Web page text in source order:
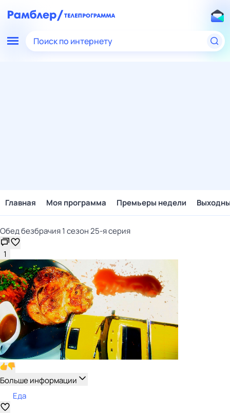
Поиск по интернету
Главная Моя программа Премьеры недели
Обед безбрачия 1 сезон 25-я серия
1
Больше информации
Еда